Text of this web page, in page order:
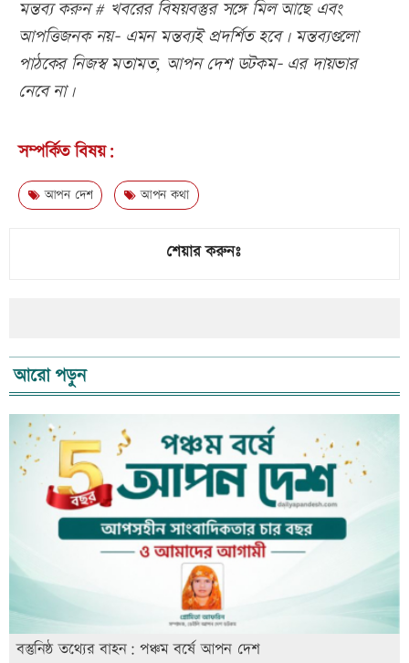
মন্তব্য করুন # খবরের বিষয়বস্তুর সঙ্গে মিল আছে এবং
আপত্তিজনক নয়- এমন মন্তব্যই প্রদর্শিত হবে। মন্তব্যগুলো
পাঠকের নিজস্ব মতামত, আপন দেশ ডটকম- এর দায়ভার
নেবে না।
সম্পর্কিত বিষয়:
আপন দেশ আপন কথা
শেয়ার করুনঃ
আরো পড়ুন
বস্তুনিষ্ঠ তথ্যের বাহন: পঞ্চম বর্ষে আপন দেশ